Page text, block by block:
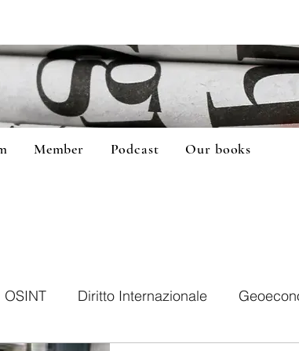
Member Podcast Our books
OSINT Diritto Internazionale